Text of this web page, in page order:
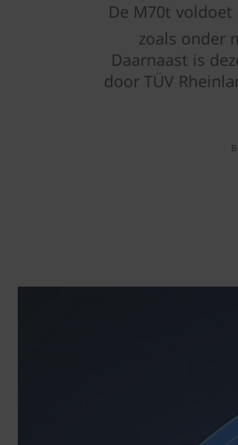
De M70t
zoals onder
Daarnaast is
door TÜV